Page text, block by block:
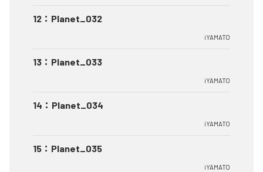
12 ： Planet_032
iYAMATO
13 ： Planet_033
iYAMATO
14 ： Planet_034
iYAMATO
15 ： Planet_035
iYAMATO